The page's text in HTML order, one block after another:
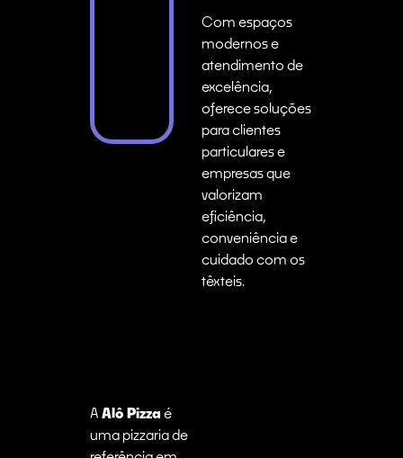
Com espaços
modernos e
atendimento de
excelência,
oferece soluções
para clientes
particulares e
empresas que
valorizam
eficiência,
conveniência e
cuidado com os
têxteis.
A Alô Pizza é
uma pizzaria de